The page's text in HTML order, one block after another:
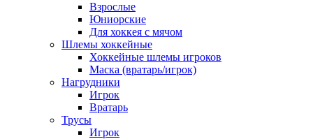
Взрослые
Юниорские
Для хоккея с мячом
Шлемы хоккейные
Хоккейные шлемы игроков
Маска (вратарь/игрок)
Нагрудники
Игрок
Вратарь
Трусы
Игрок